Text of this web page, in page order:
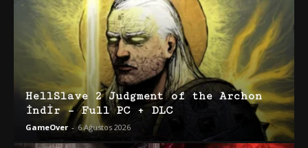
HellSlave 2 Judgment of the Archon
İndir – Full PC + DLC
GameOver - 6 Ağustos 2026